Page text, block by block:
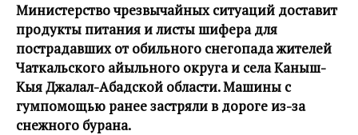
Министерство чрезвычайных ситуаций доставит
продукты питания и листы шифера для
пострадавших от обильного снегопада жителей
Чаткальского айыльного округа и села Каныш-
Кыя Джалал-Абадской области. Машины с
гумпомощью ранее застряли в дороге из-за
снежного бурана.